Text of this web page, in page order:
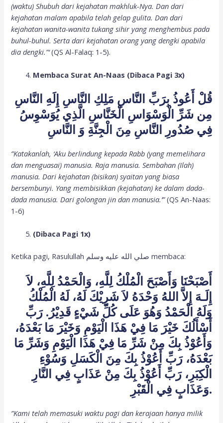
(waktu) Shubuh dari kejahatan makhluk-Nya. Dan dari
kejahatan malam apabila telah gelap gulita. Dan dari
kejahatan wanita-wanita tukang sihir yang menghembus pada
buhul-buhul. Serta dari kejahatan orang yang dengki apabila
dia dengki.”‘(QS Al-Falaq: 1-5).
Membaca Surat An-Naas (Dibaca Pagi 3x)
قُلْ أَعُوذُ بِرَبِّ النَّاسِ مَلِكِ النَّاسِ إِلَهِ النَّاسِ
مِن شَرِّ الْوَسْوَاسِ الْخَنَّاسِ الَّذِي يُوَسْوِسُ
فِي صُدُورِ النَّاسِ مِنَ الْجِنَّةِ وَ النَّاسِ
”Katakanlah, ‘Aku berlindung kepada Rabb (yang memelihara
dan menguasai) manusia. Raja manusia. Sembahan (Ilah)
manusia. Dari kejahatan (bisikan) syaitan yang biasa
bersembunyi. Yang membisikkan (kejahatan) ke dalam dada-
dada manusia. Dari golongan jin dan manusia.’”(QS An-Naas:
1-6)
(Dibaca Pagi 1x)
Ketika pagi, Rasulullah صلي الله عليه وسلم membaca:
أَصْبَحْنَا وَأَصْبَحَ الْمُلْكُ لِلَّهِ، وَالْحَمْدُ لِلَّهِ، لاَ
إِلَـهَ إِلاَّ اللهُ وَحْدَهُ لاَ شَرِيْكَ لَهُ، لَهُ الْمُلْكُ
وَلَهُ الْحَمْدُ وَهُوَ عَلَى كُلِّ شَيْءٍ قَدِيْرُ. رَبِّ
أَسْأَلُكَ خَيْرَ مَا فِيْ هَذَا الْيَوْمِ وَخَيْرَ مَا بَعْدَهُ،
وَأَعُوْذُ بِكَ مِنْ شَرِّ مَا فِيْ هَذَا الْيَوْمِ وَشَرِّ مَا
بَعْدَهُ، رَبِّ أَعُوْذُ بِكَ مِنَ الْكَسَلِ وَسُوْءِ
الْكِبَرِ، رَبِّ أَعُوْذُ بِكَ مِنْ عَذَابٍ فِي النَّارِ
وَعَذَابٍ فِي الْقَبْرِ.
”Kami telah memasuki waktu pagi dan kerajaan hanya milik